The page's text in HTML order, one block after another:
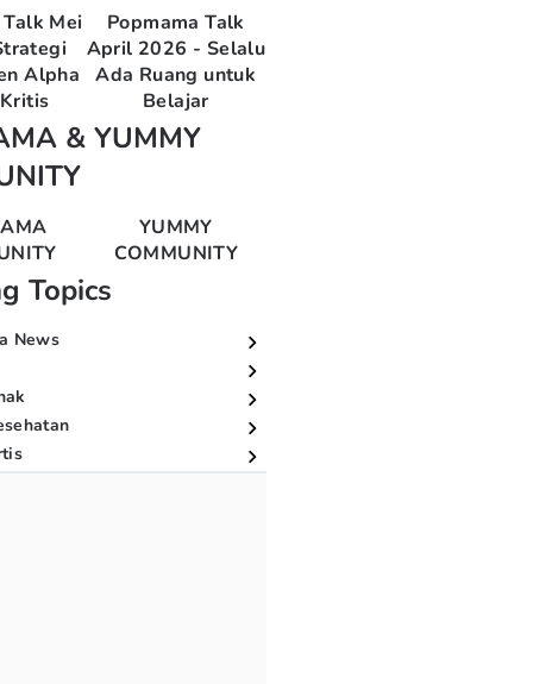
Mei
Alpha
Popmama Talk
April 2026 - Selalu
Ada Ruang untuk
Belajar
& YUMMY
YUMMY
COMMUNITY
Topics
News